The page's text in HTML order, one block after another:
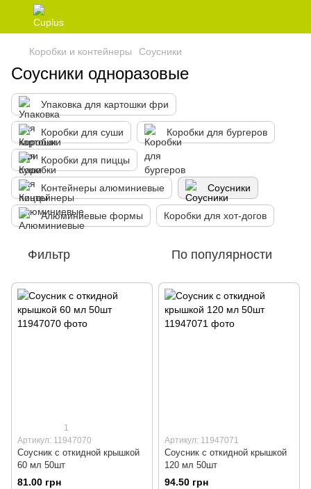
Коробки и контейнеры Соусники
Соусники одноразовые
Упаковка для картошки фри
Коробки для суши Коробки для бургеров
Коробки для пиццы
Контейнеры алюминиевые Соусники
Алюминиевые формы Коробки для хот-догов
Фильтр По популярности
1
Артикул: 11947070
Соусник с откидной крышкой
60 мл 50шт
81.00 грн
Артикул: 11947071
Соусник с откидной крышкой
120 мл 50шт
94.50 грн